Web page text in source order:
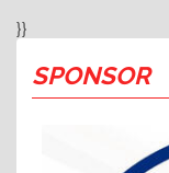
}}
SPONSOR